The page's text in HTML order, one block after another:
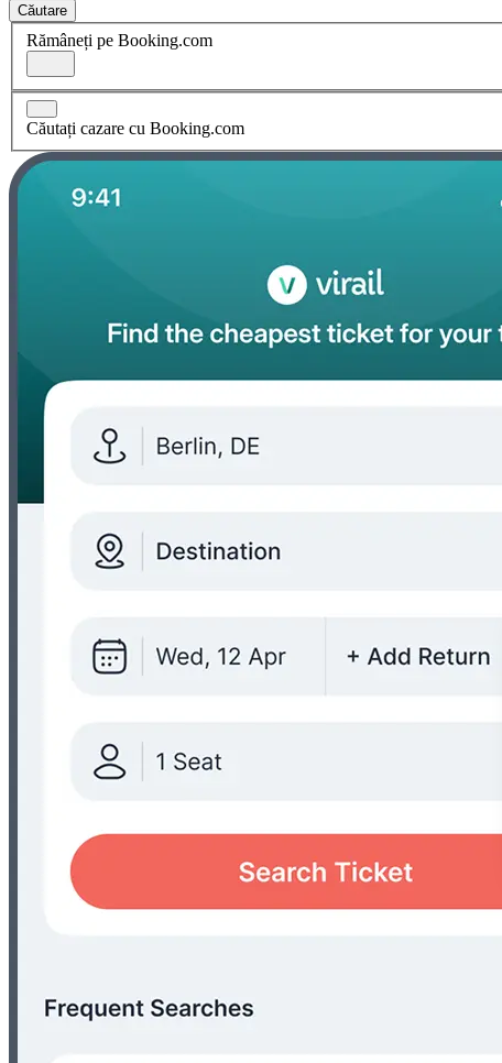
Căutare
Rămâneți pe Booking.com
Căutați cazare cu Booking.com